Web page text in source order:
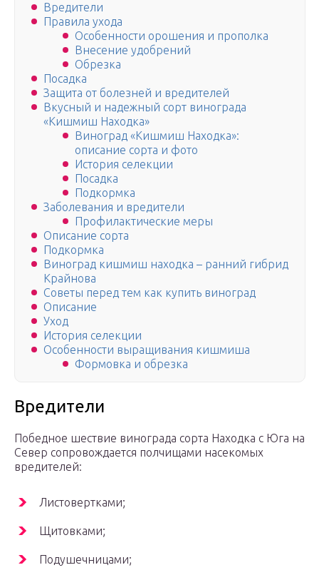
Вредители
Правила ухода
Особенности орошения и прополка
Внесение удобрений
Обрезка
Посадка
Защита от болезней и вредителей
Вкусный и надежный сорт винограда
«Кишмиш Находка»
Виноград «Кишмиш Находка»:
описание сорта и фото
История селекции
Посадка
Подкормка
Заболевания и вредители
Профилактические меры
Описание сорта
Подкормка
Виноград кишмиш находка – ранний гибрид
Крайнова
Советы перед тем как купить виноград
Описание
Уход
История селекции
Особенности выращивания кишмиша
Формовка и обрезка
Вредители
Победное шествие винограда сорта Находка с Юга на
Север сопровождается полчищами насекомых
вредителей:
Листовертками;
Щитовками;
Подушечницами;